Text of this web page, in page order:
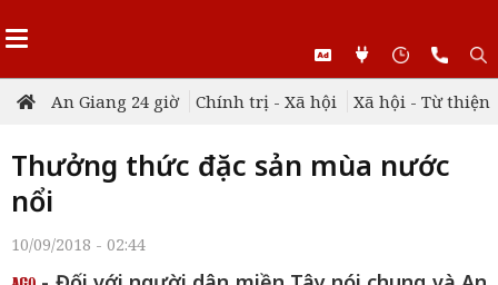
An Giang 24 giờ Chính trị - Xã hội Xã hội - Từ thiện
Thưởng thức đặc sản mùa nước
nổi
10/09/2018 - 02:44